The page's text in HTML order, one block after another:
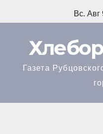
к
Вс. Авг
Газета